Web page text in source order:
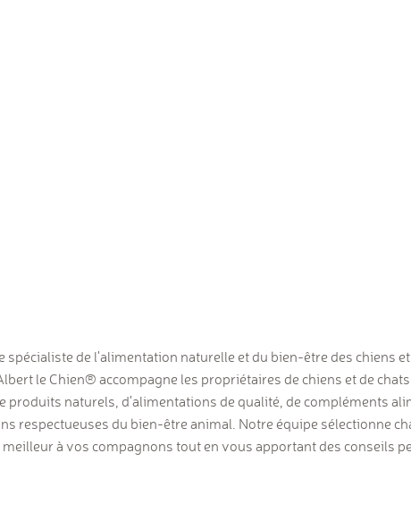
spécialiste de l'alimentation naturelle et du bien-être des chiens
le Chien® accompagne les propriétaires de chiens et de
produits naturels, d'alimentations de qualité, de compléments
respectueuses du bien-être animal. Notre équipe sélectionne
à vos compagnons tout en vous apportant des conseils